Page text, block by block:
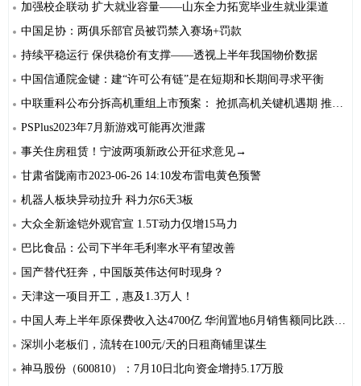
加强校企联动 扩大就业容量——山东全力拓宽毕业生就业渠道
中国足协：两俱乐部官员被罚禁入赛场+罚款
持续平稳运行 保供稳价有支撑——透视上半年我国物价数据
中国信通院金键：建“许可公有链”是在短期和长期间寻求平衡
中联重科公布分拆高机重组上市预案： 抢抓高机关键机遇期 推动公司高质量发展
PSPlus2023年7月新游戏可能再次泄露
事关住房租赁！宁波两项新政公开征求意见→
甘肃省陇南市2023-06-26 14:10发布雷电黄色预警
机器人板块异动拉升 科力尔6天3板
大众全新途铠外观官宣 1.5T动力仅增15马力
巴比食品：公司下半年毛利率水平有望改善
国产替代狂奔，中国版英伟达何时现身？
天津这一项目开工，惠及1.3万人！
中国人寿上半年原保费收入达4700亿 华润置地6月销售额同比跌逾三成 ｜港股7月10日公告精选
深圳小老板们，流转在100元/天的日租商铺里谋生
神马股份（600810）：7月10日北向资金增持5.17万股